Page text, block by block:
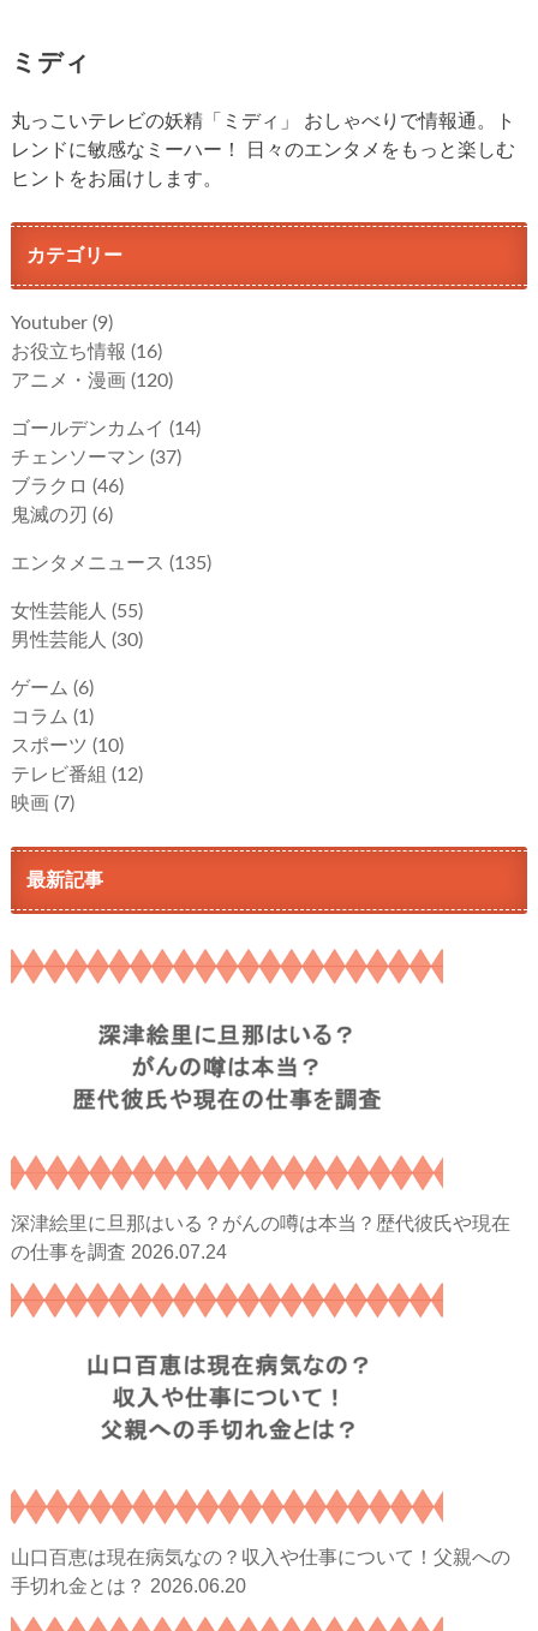
ミディ
丸っこいテレビの妖精「ミディ」 おしゃべりで情報通。ト
レンドに敏感なミーハー！ 日々のエンタメをもっと楽しむ
ヒントをお届けします。
カテゴリー
Youtuber (9)
お役立ち情報 (16)
アニメ・漫画 (120)
ゴールデンカムイ (14)
チェンソーマン (37)
ブラクロ (46)
鬼滅の刃 (6)
エンタメニュース (135)
女性芸能人 (55)
男性芸能人 (30)
ゲーム (6)
コラム (1)
スポーツ (10)
テレビ番組 (12)
映画 (7)
最新記事
深津絵里に旦那はいる？がんの噂は本当？歴代彼氏や現在
の仕事を調査 2026.07.24
山口百恵は現在病気なの？収入や仕事について！父親への
手切れ金とは？ 2026.06.20